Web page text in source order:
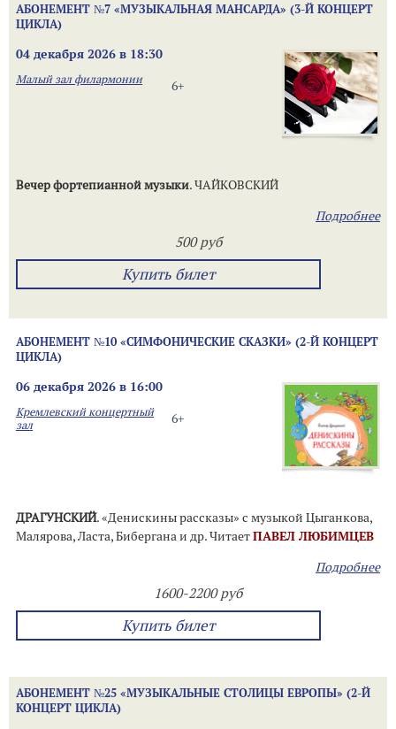
АБОНЕМЕНТ №7 «МУЗЫКАЛЬНАЯ МАНСАРДА» (3-Й КОНЦЕРТ
ЦИКЛА)
04 декабря 2026 в 18:30
6+
Малый зал филармонии
Вечер фортепианной музыки. ЧАЙКОВСКИЙ
Подробнее
500 руб
Купить билет
АБОНЕМЕНТ №10 «СИМФОНИЧЕСКИЕ СКАЗКИ» (2-Й КОНЦЕРТ
ЦИКЛА)
06 декабря 2026 в 16:00
6+
Кремлевский концертный
зал
ДРАГУНСКИЙ. «Денискины рассказы» с музыкой Цыганкова,
Малярова, Ласта, Бибергана и др. ЧитаетПАВЕЛ ЛЮБИМЦЕВ
Подробнее
1600-2200 руб
Купить билет
АБОНЕМЕНТ №25 «МУЗЫКАЛЬНЫЕ СТОЛИЦЫ ЕВРОПЫ» (2-Й
КОНЦЕРТ ЦИКЛА)